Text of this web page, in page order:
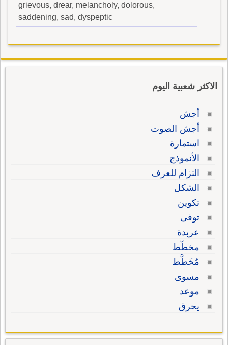
grievous, drear, melancholy, dolorous,
saddening, sad, dyspeptic
الاكثر شعبية اليوم
أجش
أجش الصوت
استمارة
الأنموذج
التزام للعرف
الشكل
تكوين
توفى
عربدة
مخطّط
مُخَطَّط
مسوى
موعد
يحرق